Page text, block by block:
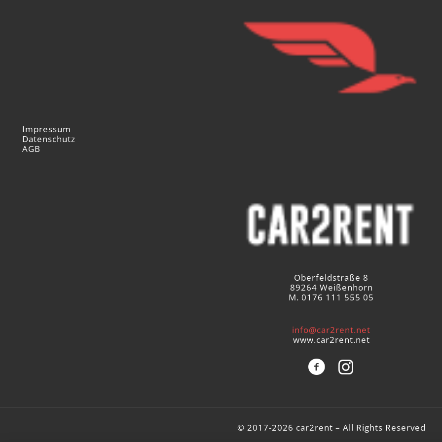
Impressum
Datenschutz
AGB
Oberfeldstraße 8
89264 Weißenhorn
M. 0176 111 555 05
info@car2rent.net
www.car2rent.net
© 2017-2026 car2rent – All Rights Reserved